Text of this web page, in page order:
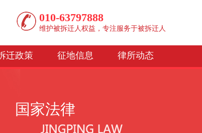
010-63797888
维护被拆迁人权益，专注服务于被拆迁人
迁政策 征地信息 律所动态
国家法律